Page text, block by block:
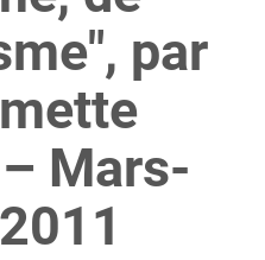
par
Mars-